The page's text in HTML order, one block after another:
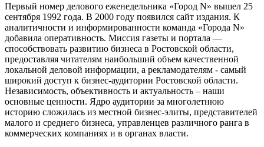
Первый номер делового еженедельника «Город N» вышел 25
сентября 1992 года. В 2000 году появился сайт издания. К
аналитичности и информированности команда «Города N»
добавила оперативность. Миссия газеты и портала —
способствовать развитию бизнеса в Ростовской области,
предоставляя читателям наибольший объем качественной
локальной деловой информации, а рекламодателям - самый
широкий доступ к бизнес-аудитории Ростовской области.
Независимость, объективность и актуальность – наши
основные ценности. Ядро аудитории за многолетнюю
историю сложилась из местной бизнес-элиты, представителей
малого и среднего бизнеса, управленцев различного ранга в
коммерческих компаниях и в органах власти.